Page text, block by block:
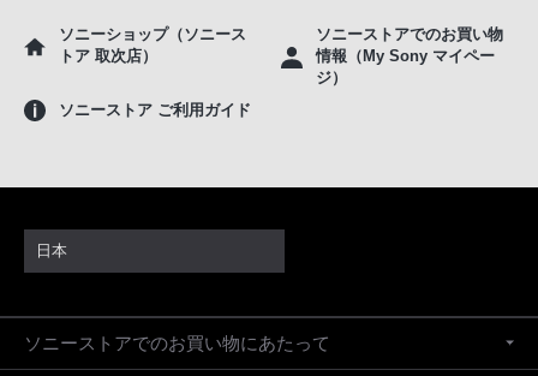
ソニーショップ（ソニース
トア 取次店）
ソニーストアでのお買い物
情報（My Sony マイペー
ジ）
ソニーストア ご利用ガイド
日本
ソニーストアでのお買い物にあたって